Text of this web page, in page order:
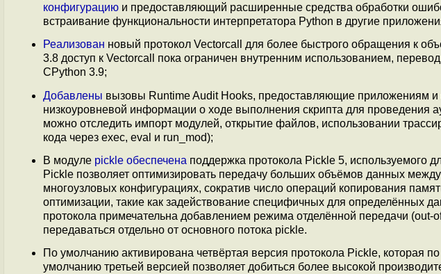
конфигурацию и предоставляющий расширенные средства обработки
встраивание функциональности интерпретатора Python в другие
Реализован новый протокол Vectorcall для более быстрого обращения к
3.8 доступ к Vectorcall пока ограничен внутренним использованием,
CPython 3.9;
Добавлены вызовы Runtime Audit Hooks, предоставляющие приложениям
низкоуровневой информации о ходе выполнения скрипта для проведения
можно отследить импорт модулей, открытие файлов, использовании
кода через exec, eval и run_mod);
В модуле pickle обеспечена поддержка протокола Pickle 5, используемого
Pickle позволяет оптимизировать передачу больших объёмов данных
многоузловых конфигурациях, сократив число операций копирования
оптимизации, такие как задействование специфичных для определённых
протокола примечательна добавлением режима отделённой передачи (out-
передаваться отдельно от основного потока pickle.
По умолчанию активирована четвёртая версия протокола Pickle, которая
умолчанию третьей версией позволяет добиться более высокой